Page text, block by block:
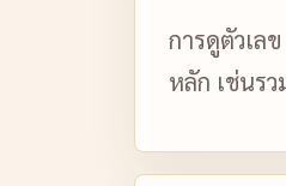
การดูตัวเล
หลัก เช่นร